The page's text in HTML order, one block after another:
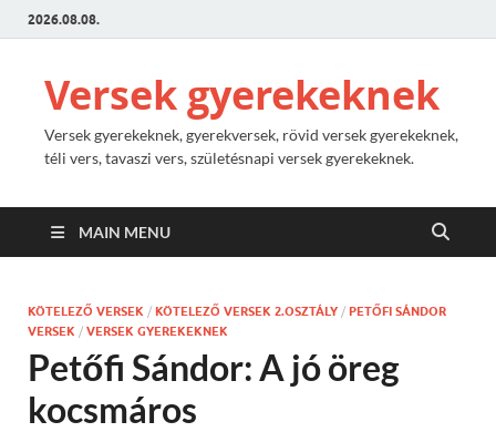
2026.08.08.
Versek gyerekeknek
Versek gyerekeknek, gyerekversek, rövid versek gyerekeknek,
téli vers, tavaszi vers, születésnapi versek gyerekeknek.
MAIN MENU
KÖTELEZŐ VERSEK / KÖTELEZŐ VERSEK 2.OSZTÁLY / PETŐFI SÁNDOR
VERSEK / VERSEK GYEREKEKNEK
Petőfi Sándor: A jó öreg
kocsmáros